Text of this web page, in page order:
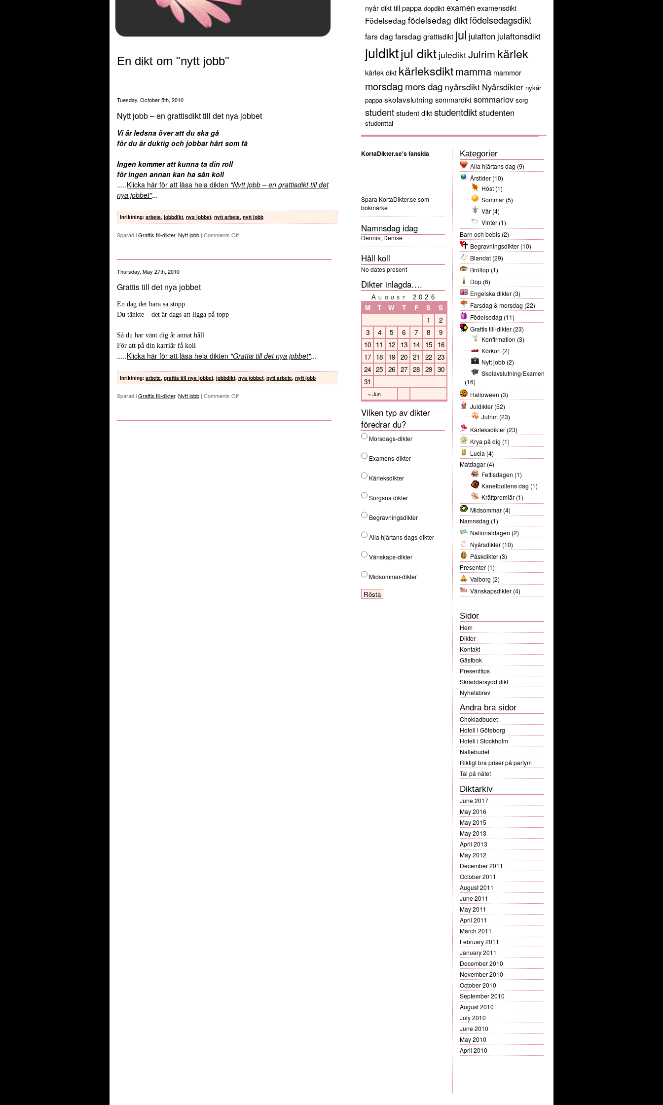
En dikt om "nytt jobb"
Tuesday, October 5th, 2010
Nytt jobb – en grattisdikt till det nya jobbet
Vi är ledsna över att du ska gå
för du är duktig och jobbar hårt som få
Ingen kommer att kunna ta din roll
för ingen annan kan ha sån koll
.....Klicka här för att läsa hela dikten "Nytt jobb – en grattisdikt till det
nya jobbet"...
Inriktning: arbete, jobbdikt, nya jobbet, nytt arbete, nytt jobb
Sparad iGrattis till-dikter, Nytt jobb | Comments Off
Thursday, May 27th, 2010
Grattis till det nya jobbet
En dag det bara sa stopp
Du tänkte – det är dags att ligga på topp
Så du har vänt dig åt annat håll
För att på din karriär få koll
.....Klicka här för att läsa hela dikten "Grattis till det nya jobbet"...
Inriktning: arbete, grattis till nya jobbet, jobbdikt, nya jobbet, nytt arbete, nytt jobb
Sparad iGrattis till-dikter, Nytt jobb | Comments Off
nyårdikt till pappa dopdikt examen examensdikt
Födelsedag födelsedag diktfödelsedagsdikt
fars dag farsdag grattisdikt jul julafton julaftonsdikt
juldiktjul dikt julediktJulrim kärlek
kärlek dikt kärleksdiktmamma mammor
morsdag mors dag nyårsdikt Nyårsdikter nykär
pappa skolavslutning sommardiktsommarlov sorg
studentstudent diktstudentdiktstudenten
studenttal
Kategorier
Alla hjärtans dag (9)
Årstider (10)
Höst (1)
Sommar (5)
Vår (4)
Vinter (1)
Barn och bebis (2)
Begravningsdikter (10)
Blandat (29)
Bröllop (1)
Dop (6)
Engelska dikter (3)
Farsdag & morsdag (22)
Födelsedag (11)
Grattis till-dikter (23)
Konfirmation (3)
Körkort (2)
Nytt jobb (2)
Skolavslutning/Examen
(16)
Halloween (3)
Juldikter (52)
Julrim (23)
Kärleksdikter (23)
Krya på dig (1)
Lucia (4)
Matdagar (4)
Fettisdagen (1)
Kanelbullens dag (1)
Kräftpremiär (1)
Midsommar (4)
Namnsdag (1)
Nationaldagen (2)
Nyårsdikter (10)
Påskdikter (3)
Presenter (1)
Valborg (2)
Vänskapsdikter (4)
Sidor
Hem
Dikter
Kontakt
Gästbok
Presenttips
Skräddarsydd dikt
Nyhetsbrev
Andra bra sidor
Chokladbudet
Hotell i Göteborg
Hotell i Stockholm
Nallebudet
Riktigt bra priser på parfym
Tal på nätet
Diktarkiv
June 2017
May 2016
May 2015
May 2013
April 2013
May 2012
December 2011
October 2011
August 2011
June 2011
May 2011
April 2011
March 2011
February 2011
January 2011
December 2010
November 2010
October 2010
September 2010
August 2010
July 2010
June 2010
May 2010
April 2010
KortaDikter.se's fansida
Spara KortaDikter.se som
bokmärke
Namnsdag idag
Dennis, Denise
Håll koll
No dates present
Dikter inlagda….
August 2026
M T W T F S S
« Jun
1
2
3
4 5 6 7 8
9
10 11 12 13 14 15
16
17 18 19 20 21 22
23
24 25 26 27 28 29
30
31
Vilken typ av dikter
föredrar du?
Morsdags-dikter
Examens-dikter
Kärleksdikter
Sorgsna dikter
Begravningsdikter
Alla hjärtans dags-dikter
Vänskaps-dikter
Midsommar-dikter